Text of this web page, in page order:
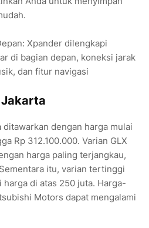
Xpander dilengkapi
di bagian depan, koneksi jarak
dan fitur navigasi
dengan harga mulai
Rp 312.100.000. Varian GLX
harga paling terjangkau,
itu, varian tertinggi
di atas 250 juta. Harga-
Motors dapat mengalami